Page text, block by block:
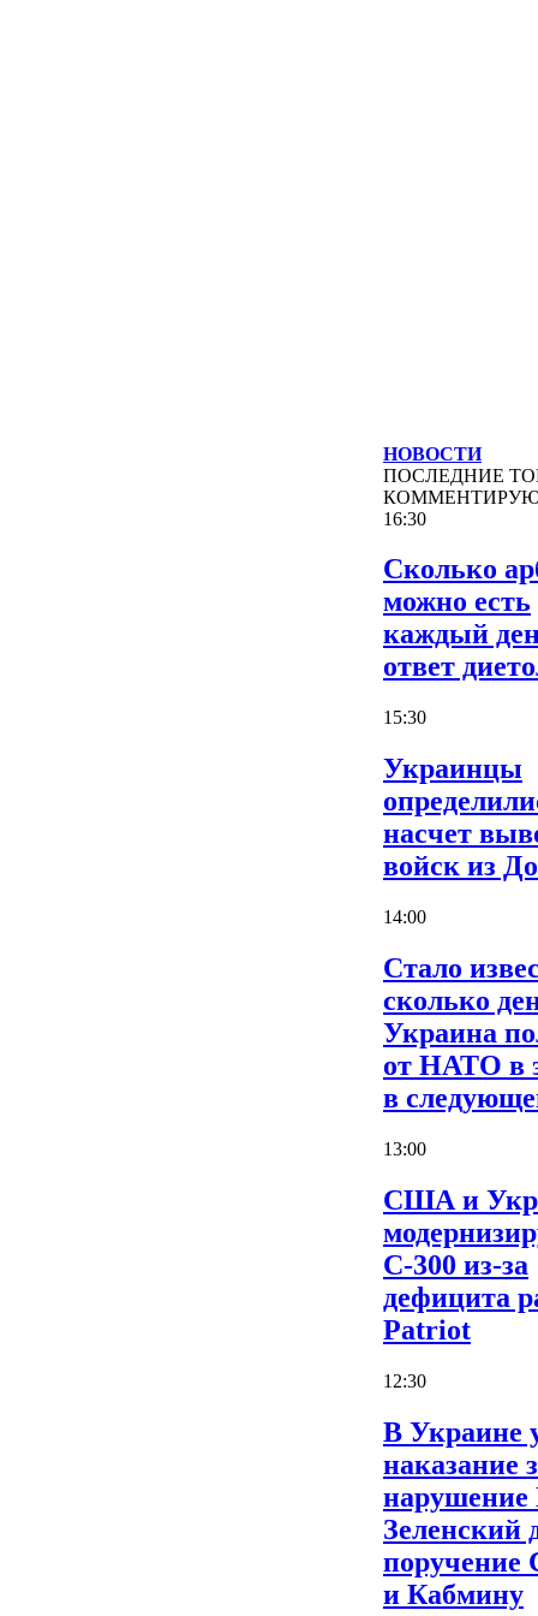
НОВОСТИ
ПОСЛЕДНИЕ
16:30
Сколько
можно есть
каждый
ответ
15:30
Украинцы
насчет
войск из
14:00
Стало
сколько
Украина
от НАТО в
в
13:00
США и
С-300 из-за
дефицита
Patriot
12:30
В Украине
наказание
Зеленский
и Кабмину